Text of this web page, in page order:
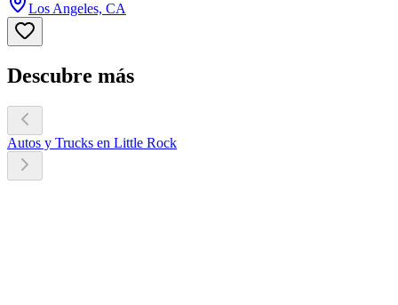
Los Angeles, CA
Descubre más
Autos y Trucks en Little Rock